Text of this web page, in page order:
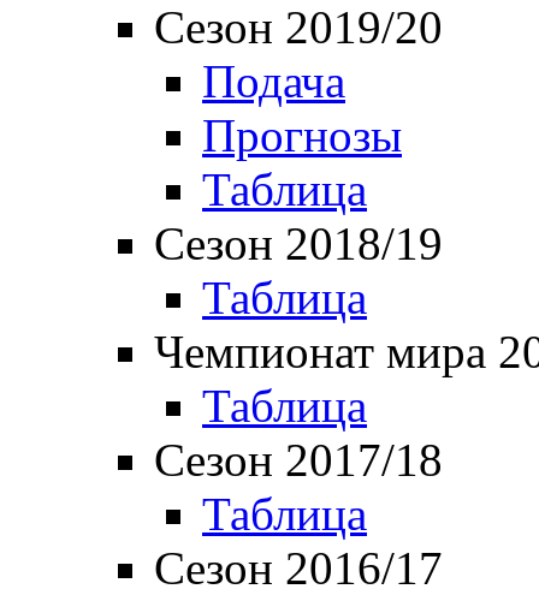
Сезон 2019/20
Подача
Прогнозы
Таблица
Сезон 2018/19
Таблица
Чемпионат мира
Таблица
Сезон 2017/18
Таблица
Сезон 2016/17